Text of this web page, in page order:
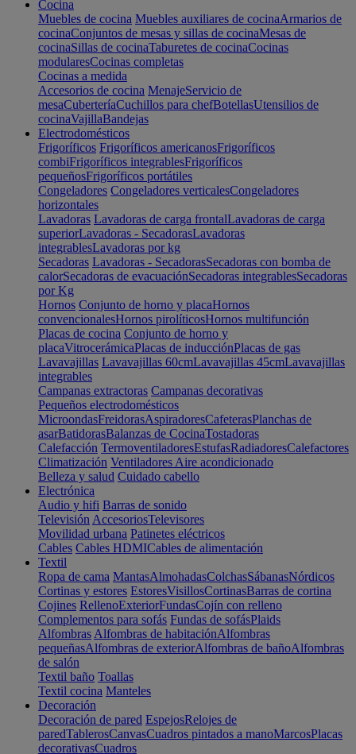
Cocina
Muebles de cocina Muebles auxiliares de cocinaArmarios de
cocinaConjuntos de mesas y sillas de cocinaMesas de
cocinaSillas de cocinaTaburetes de cocinaCocinas
modularesCocinas completas
Cocinas a medida
Accesorios de cocina MenajeServicio de
mesaCuberteríaCuchillos para chefBotellasUtensilios de
cocinaVajillaBandejas
Electrodomésticos
Frigoríficos Frigoríficos americanosFrigoríficos
combiFrigoríficos integrablesFrigoríficos
pequeñosFrigoríficos portátiles
Congeladores Congeladores verticalesCongeladores
horizontales
Lavadoras Lavadoras de carga frontalLavadoras de carga
superiorLavadoras - SecadorasLavadoras
integrablesLavadoras por kg
Secadoras Lavadoras - SecadorasSecadoras con bomba de
calorSecadoras de evacuaciónSecadoras integrablesSecadoras
por Kg
Hornos Conjunto de horno y placaHornos
convencionalesHornos pirolíticosHornos multifunción
Placas de cocina Conjunto de horno y
placaVitrocerámicaPlacas de inducciónPlacas de gas
Lavavajillas Lavavajillas 60cmLavavajillas 45cmLavavajillas
integrables
Campanas extractoras Campanas decorativas
Pequeños electrodomésticos
MicroondasFreidorasAspiradoresCafeterasPlanchas de
asarBatidorasBalanzas de CocinaTostadoras
Calefacción TermoventiladoresEstufasRadiadoresCalefactores
Climatización Ventiladores Aire acondicionado
Belleza y salud Cuidado cabello
Electrónica
Audio y hifi Barras de sonido
Televisión AccesoriosTelevisores
Movilidad urbana Patinetes eléctricos
Cables Cables HDMICables de alimentación
Textil
Ropa de cama MantasAlmohadasColchasSábanasNórdicos
Cortinas y estores EstoresVisillosCortinasBarras de cortina
Cojines RellenoExteriorFundasCojín con relleno
Complementos para sofás Fundas de sofásPlaids
Alfombras Alfombras de habitaciónAlfombras
pequeñasAlfombras de exteriorAlfombras de bañoAlfombras
de salón
Textil baño Toallas
Textil cocina Manteles
Decoración
Decoración de pared EspejosRelojes de
paredTablerosCanvasCuadros pintados a manoMarcosPlacas
decorativasCuadros